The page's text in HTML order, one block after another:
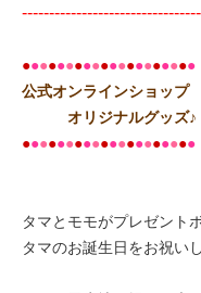
●●●●●●●●●●●●●●●●●●●●
公式オンラインショップ
オリジナルグッズ♪
●●●●●●●●●●●●●●●●●●●●
タマとモモがプレゼント
タマのお誕生日をお祝い